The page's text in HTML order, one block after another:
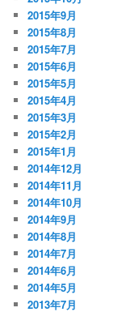
2015年9月
2015年8月
2015年7月
2015年6月
2015年5月
2015年4月
2015年3月
2015年2月
2015年1月
2014年12月
2014年11月
2014年10月
2014年9月
2014年8月
2014年7月
2014年6月
2014年5月
2013年7月